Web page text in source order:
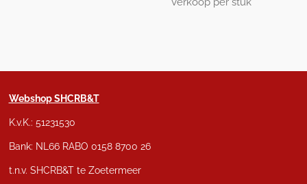
Webshop SHCRB&T
K.v.K.: 51231530
Bank: NL66 RABO 0158 8700 26
t.n.v. SHCRB&T te Zoetermeer